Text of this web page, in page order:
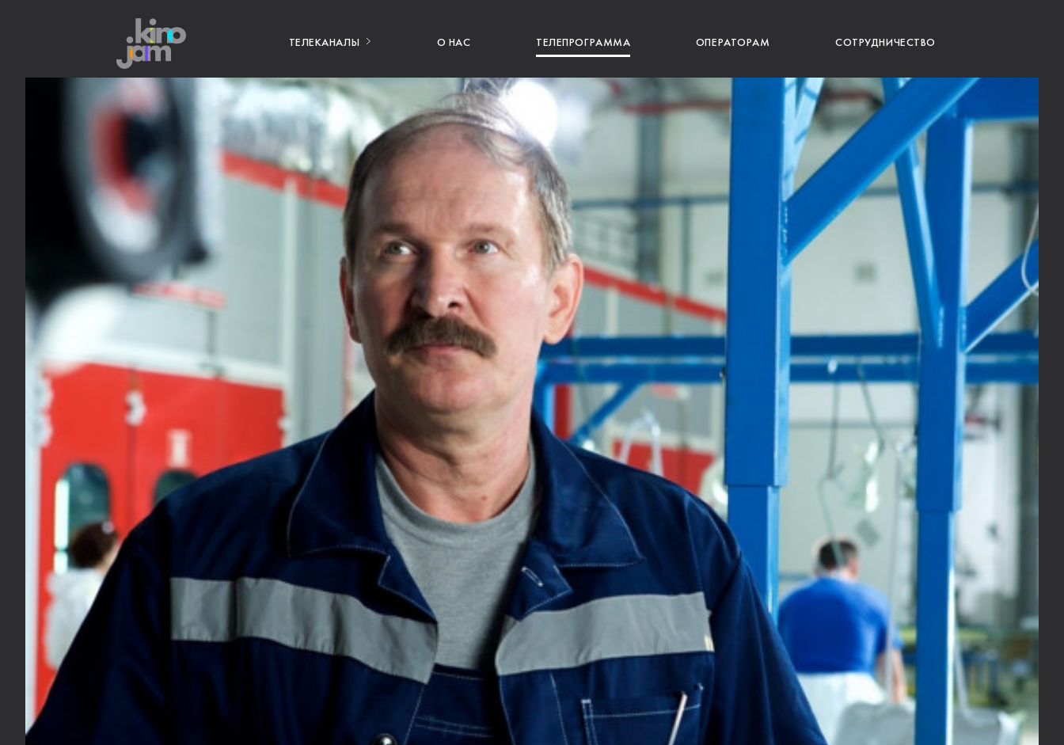
ТЕЛЕКАНАЛЫ О НАС ТЕЛЕПРОГРАММА ОПЕРАТОРАМ СОТРУДНИЧЕСТВО